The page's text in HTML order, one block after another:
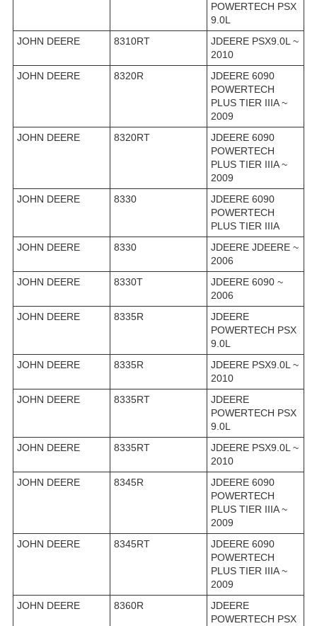
POWERTECH PSX
9.0L
JOHN DEERE
8310RT
JDEERE PSX9.0L ~
2010
JOHN DEERE
8320R
JDEERE 6090
POWERTECH
PLUS TIER IIIA ~
2009
JOHN DEERE
8320RT
JDEERE 6090
POWERTECH
PLUS TIER IIIA ~
2009
JOHN DEERE
8330
JDEERE 6090
POWERTECH
PLUS TIER IIIA
JOHN DEERE
8330
JDEERE JDEERE ~
2006
JOHN DEERE
8330T
JDEERE 6090 ~
2006
JOHN DEERE
8335R
JDEERE
POWERTECH PSX
9.0L
JOHN DEERE
8335R
JDEERE PSX9.0L ~
2010
JOHN DEERE
8335RT
JDEERE
POWERTECH PSX
9.0L
JOHN DEERE
8335RT
JDEERE PSX9.0L ~
2010
JOHN DEERE
8345R
JDEERE 6090
POWERTECH
PLUS TIER IIIA ~
2009
JOHN DEERE
8345RT
JDEERE 6090
POWERTECH
PLUS TIER IIIA ~
2009
JOHN DEERE
8360R
JDEERE
POWERTECH PSX